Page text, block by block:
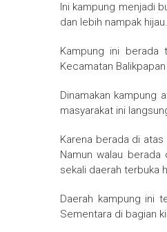
Ini kampung menjadi
dan lebih nampak hijau.
Kampung ini berada
Kecamatan
Dinamakan kampung
masyarakat ini
Karena berada di
Namun walau berada
sekali daerah terbuka
Daerah kampung ini
Sementara di bagian